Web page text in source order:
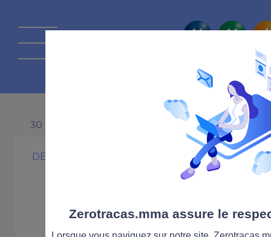
La route
30 NOVEMBRE 1999
DEUX-ROUES
Les deux roues
Zerotracas.mma assure le